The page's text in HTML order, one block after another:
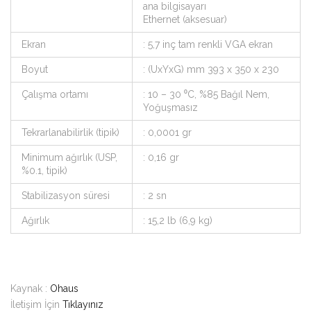
ana bilgisayarı
Ethernet (aksesuar)
Ekran : 5,7 inç tam renkli VGA ekran
Boyut : (UxYxG) mm 393 x 350 x 230
Çalışma ortamı
: 10 – 30 ⁰C, %85 Bağıl Nem,
Yoğuşmasız
Tekrarlanabilirlik (tipik) : 0,0001 gr
Minimum ağırlık (USP,
%0.1, tipik)
: 0,16 gr
Stabilizasyon süresi : 2 sn
Ağırlık : 15,2 lb (6,9 kg)
Kaynak : Ohaus
İletişim İçin Tıklayınız